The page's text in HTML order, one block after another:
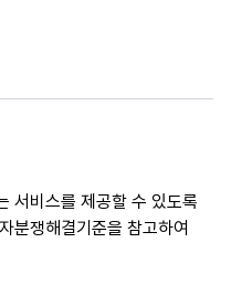
서비스를 제공할 수 있도록
분쟁해결기준을 참고하여